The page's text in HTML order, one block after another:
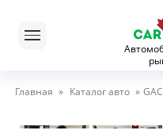
Главная » Каталог авто »